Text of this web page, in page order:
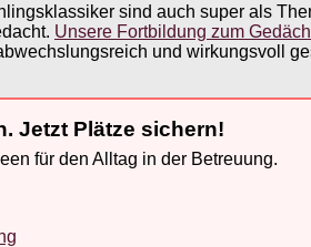
sind auch super als
Unsere Fortbildung zum
und wirkungsvoll
Jetzt Plätze sichern!
für den Alltag in der Betreuung.